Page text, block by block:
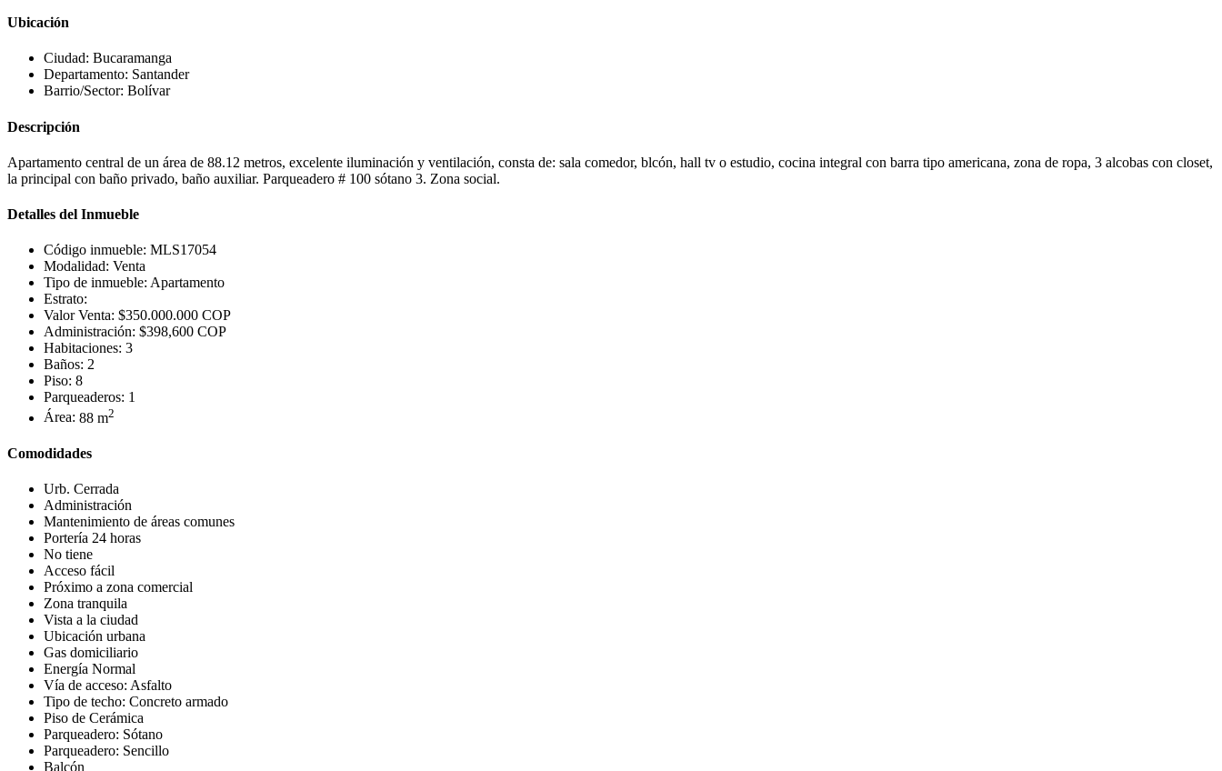
Ubicación
Ciudad: Bucaramanga
Departamento: Santander
Barrio/Sector: Bolívar
Descripción
Apartamento central de un área de 88.12 metros, excelente iluminación y ventilación, consta de: sala comedor, blcón, hall tv o estudio, cocina integral con barra tipo americana, zona de ropa, 3 alcobas con closet,
la principal con baño privado, baño auxiliar. Parqueadero # 100 sótano 3. Zona social.
Detalles del Inmueble
Código inmueble: MLS17054
Modalidad: Venta
Tipo de inmueble: Apartamento
Estrato:
Valor Venta: $350.000.000 COP
Administración: $398,600 COP
Habitaciones: 3
Baños: 2
Piso: 8
Parqueaderos: 1
Área: 88 m2
Comodidades
Urb. Cerrada
Administración
Mantenimiento de áreas comunes
Portería 24 horas
No tiene
Acceso fácil
Próximo a zona comercial
Zona tranquila
Vista a la ciudad
Ubicación urbana
Gas domiciliario
Energía Normal
Vía de acceso: Asfalto
Tipo de techo: Concreto armado
Piso de Cerámica
Parqueadero: Sótano
Parqueadero: Sencillo
Balcón